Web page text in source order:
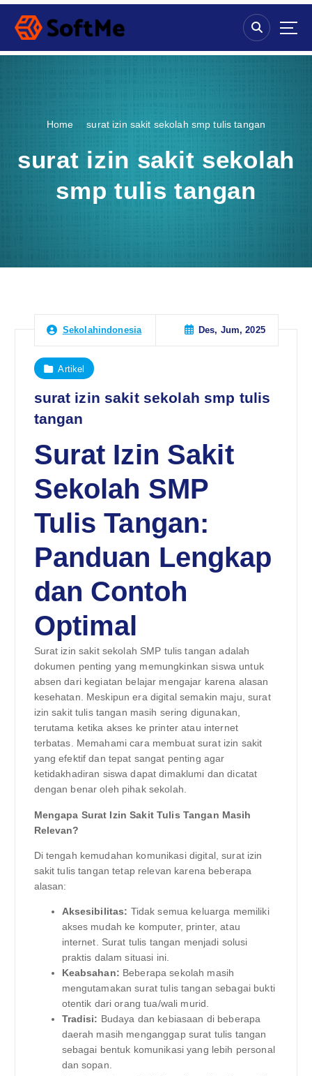
S
p
Home surat izin sakit sekolah smp tulis tangan
surat izin sakit sekolah
smp tulis tangan
Sekolahindonesia Des, Jum, 2025
Artikel
surat izin sakit sekolah smp tulis
tangan
Surat Izin Sakit
Sekolah SMP
Tulis Tangan:
Panduan Lengkap
dan Contoh
Optimal
Surat izin sakit sekolah SMP tulis tangan adalah
dokumen penting yang memungkinkan siswa untuk
absen dari kegiatan belajar mengajar karena alasan
kesehatan. Meskipun era digital semakin maju, surat
izin sakit tulis tangan masih sering digunakan,
terutama ketika akses ke printer atau internet
terbatas. Memahami cara membuat surat izin sakit
yang efektif dan tepat sangat penting agar
ketidakhadiran siswa dapat dimaklumi dan dicatat
dengan benar oleh pihak sekolah.
Mengapa Surat Izin Sakit Tulis Tangan Masih
Relevan?
Di tengah kemudahan komunikasi digital, surat izin
sakit tulis tangan tetap relevan karena beberapa
alasan:
Aksesibilitas: Tidak semua keluarga memiliki
akses mudah ke komputer, printer, atau
internet. Surat tulis tangan menjadi solusi
praktis dalam situasi ini.
Keabsahan: Beberapa sekolah masih
mengutamakan surat tulis tangan sebagai bukti
otentik dari orang tua/wali murid.
Tradisi: Budaya dan kebiasaan di beberapa
daerah masih menganggap surat tulis tangan
sebagai bentuk komunikasi yang lebih personal
dan sopan.